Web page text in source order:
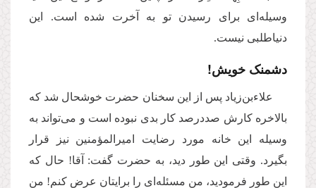
وسیله‌ای برای رسیدن تو به آخرت شده است. این
دنیاطلبی نیست.
دشمنک خویش!
علاءبن‌زیاد پس از این سخنان حضرت خوشحال شد که
بالاخره کارش صددرصد کار بدی نبوده است و می‌تواند به
وسیله این خانه مورد رضایت امیرالمؤمنین نیز قرار
بگیرد. وقتی این طور دید، به حضرت گفت: آقا! حال که
این طور فرمودید، من مسئله‌ای را برایتان عرض کنم! من